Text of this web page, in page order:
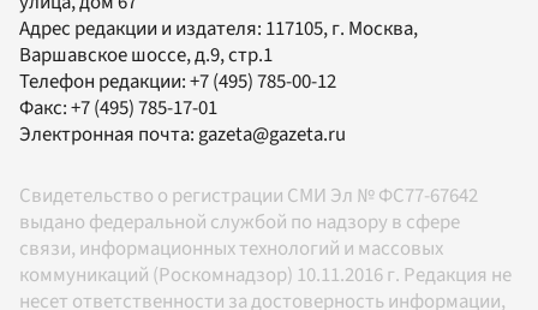
Адрес редакции и издателя: 117105, г. Москва,
Варшавское шоссе, д.9, стр.1
Телефон редакции:+7 (495) 785-00-12
Факс:+7 (495) 785-17-01
Электронная почта:gazeta@gazeta.ru
Свидетельство о регистрации СМИ Эл № ФС77-67642
выдано федеральной службой по надзору в сфере
связи, информационных технологий и массовых
коммуникаций (Роскомнадзор) 10.11.2016 г. Редакция не
несет ответственности за достоверность информации,